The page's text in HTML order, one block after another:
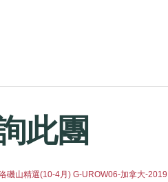
此團
磯山精選(10-4月) G-UROW06-加拿大-2019